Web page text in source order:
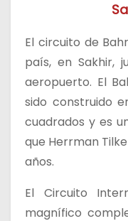
El circuito de
país, en Sakhir,
aeropuerto. El
sido construido
cuadrados y es
que Herrman
años.
El Circuito
magnífico